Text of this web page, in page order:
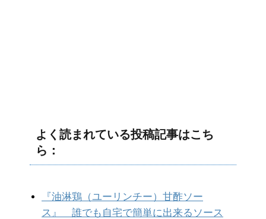
よく読まれている投稿記事はこち
ら：
『油淋鶏（ユーリンチー）甘酢ソー
ス』 誰でも自宅で簡単に出来るソース